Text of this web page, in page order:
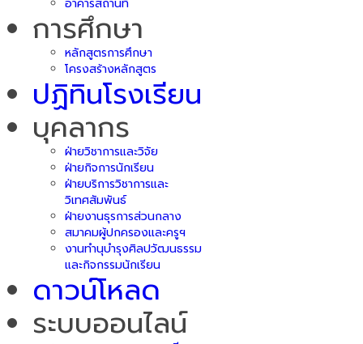
อาคารสถานที่
การศึกษา
หลักสูตรการศึกษา
โครงสร้างหลักสูตร
ปฏิทินโรงเรียน
บุคลากร
ฝ่ายวิชาการและวิจัย
ฝ่ายกิจการนักเรียน
ฝ่ายบริการวิชาการและ
วิเทศสัมพันธ์
ฝ่ายงานธุรการส่วนกลาง
สมาคมผู้ปกครองและครูฯ
งานทำนุบำรุงศิลปวัฒนธรรม
และกิจกรรมนักเรียน
ดาวน์โหลด
ระบบออนไลน์